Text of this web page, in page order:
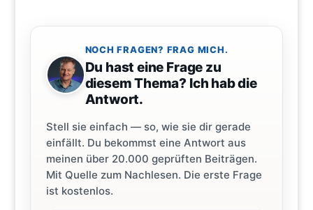
NOCH FRAGEN? FRAG MICH.
Du hast eine Frage zu
diesem Thema? Ich hab die
Antwort.
Stell sie einfach — so, wie sie dir gerade
einfällt. Du bekommst eine Antwort aus
meinen über 20.000 geprüften Beiträgen.
Mit Quelle zum Nachlesen. Die erste Frage
ist kostenlos.